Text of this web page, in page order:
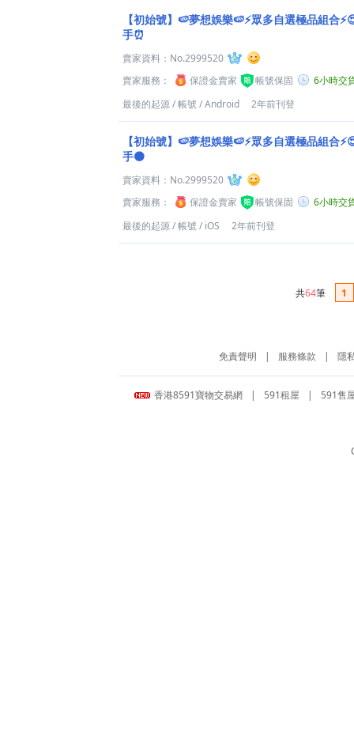
【初始號】🍉夢想娛樂🍉⚡眾多自選極品組合
手⏰
賣家資料： No.2999520
賣家服務：
保證金賣家 帳號保固
6小時交
最後的起源/帳號/Android 2年前刊登
【初始號】🍉夢想娛樂🍉⚡眾多自選極品組合
手🟤
賣家資料： No.2999520
賣家服務：
保證金賣家 帳號保固
6小時交
最後的起源/帳號/ iOS 2年前刊登
共64筆 1
免責聲明 | 服務條款 | 隱
香港8591寶物交易網 | 591租屋 | 591售